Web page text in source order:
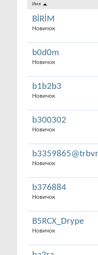
Имя
BİRİM
Новичок
b0d0m
Новичок
b1b2b3
Новичок
b300302
Новичок
Новичок
b376884
Новичок
B5RCX_Drype
Новичок